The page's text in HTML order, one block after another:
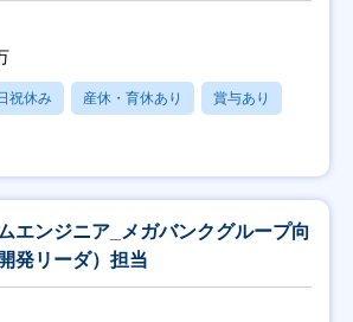
祝休み 産休・育休あり 賞与あり
エンジニア_メガバンクグループ向
発リーダ）担当